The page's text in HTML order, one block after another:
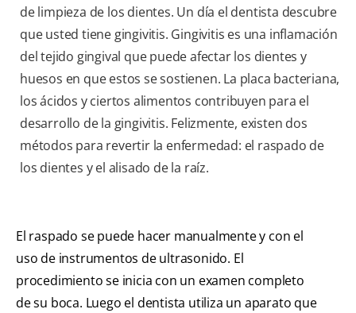
de limpieza de los dientes. Un día el dentista descubre
que usted tiene gingivitis. Gingivitis es una inflamación
del tejido gingival que puede afectar los dientes y
huesos en que estos se sostienen. La placa bacteriana,
los ácidos y ciertos alimentos contribuyen para el
desarrollo de la gingivitis. Felizmente, existen dos
métodos para revertir la enfermedad: el raspado de
los dientes y el alisado de la raíz.
El raspado se puede hacer manualmente y con el
uso de instrumentos de ultrasonido. El
procedimiento se inicia con un examen completo
de su boca. Luego el dentista utiliza un aparato que